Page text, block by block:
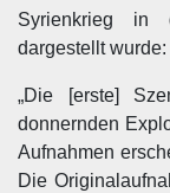
Syrienkrieg in
dargestellt wurde:
„Die [erste]
donnernden
Aufnahmen
Die